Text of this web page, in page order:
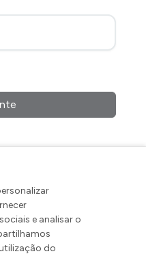
e analisar o
do